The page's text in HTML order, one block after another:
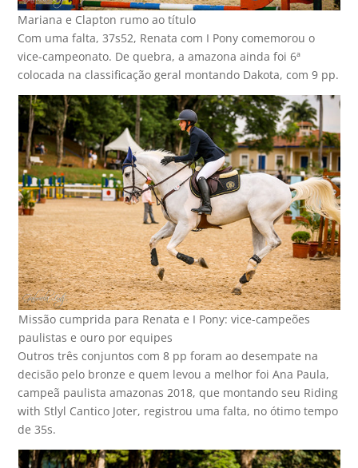
Mariana e Clapton rumo ao título
Com uma falta, 37s52, Renata com I Pony comemorou o
vice-campeonato. De quebra, a amazona ainda foi 6ª
colocada na classificação geral montando Dakota, com 9 pp.
Missão cumprida para Renata e I Pony: vice-campeões
paulistas e ouro por equipes
Outros três conjuntos com 8 pp foram ao desempate na
decisão pelo bronze e quem levou a melhor foi Ana Paula,
campeã paulista amazonas 2018, que montando seu Riding
with Stlyl Cantico Joter, registrou uma falta, no ótimo tempo
de 35s.